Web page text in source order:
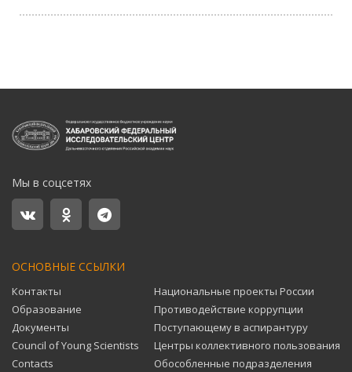
Мы в соцсетях
ОСНОВНЫЕ ССЫЛКИ
Контакты
Образование
Документы
Council of Young Scientists
Contacts
Национальные проекты России
Противодействие коррупции
Поступающему в аспирантуру
Центры коллективного пользования
Обособленные подразделения